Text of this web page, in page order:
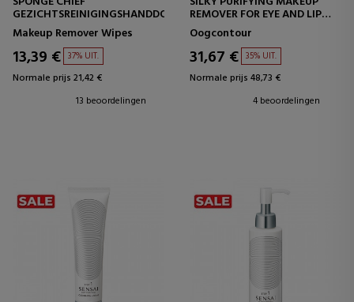
GEZICHTSREINIGINGSHANDDOEK
Makeup Remover Wipes
13,39 € 37% UIT.
Normale prijs 21,42 €
13 beoordelingen
REMOVER FOR EYE AND LIP
OOG- EN LIPMAKE-
UPREMOVER
Oogcontour
31,67 € 35% UIT.
Normale prijs 48,73 €
4 beoordelingen